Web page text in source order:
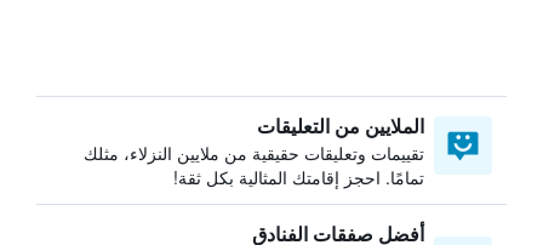
الملايين من التعليقات
تقييمات وتعليقات حقيقية من ملايين النزلاء، مثلك
تمامًا. احجز إقامتك المثالية بكل ثقة!
أفضل صفقات الفنادق